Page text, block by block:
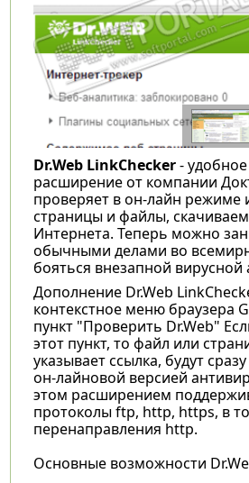
Dr.Web LinkChecker-
расширение от компании
проверяет в он-лайн режиме
страницы и файлы,
Интернета. Теперь можно
обычными делами во
бояться внезапной вирусной
Дополнение Dr.Web
контекстное меню браузера
пункт "Проверить Dr.Web"
этот пункт, то файл или
указывает ссылка, будут
он-лайновой версией
этом расширением
протоколы ftp, http, https, в
перенаправления http.
Основные возможности